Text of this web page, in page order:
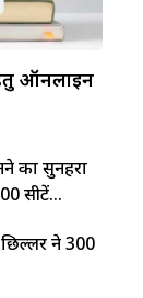
हेतु ऑनलाइन
का सुनहरा
सीटें...
ने 300